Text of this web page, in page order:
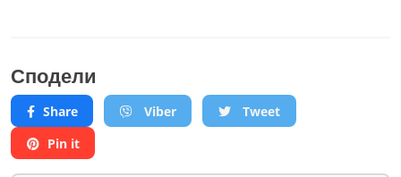
Сподели
Share Viber
Tweet
Pin it